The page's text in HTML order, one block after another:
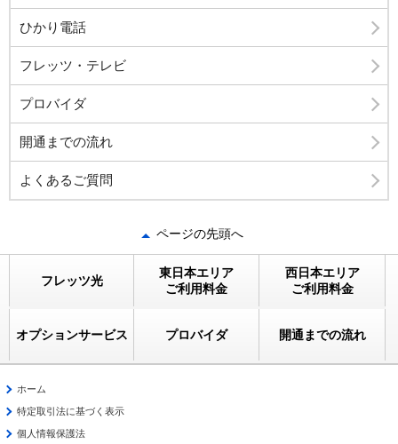
ひかり電話
フレッツ・テレビ
プロバイダ
開通までの流れ
よくあるご質問
ページの先頭へ
フレッツ光
東日本エリア
ご利用料金
西日本エリア
ご利用料金
オプションサービス プロバイダ 開通までの流れ
ホーム
特定取引法に基づく表示
個人情報保護法